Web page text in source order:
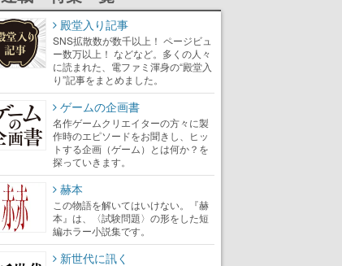
殿堂入り記事
SNS拡散数が数千以上！ ページビュ
ー数万以上！ などなど。多くの人々
に読まれた、電ファミ渾身の“殿堂入
り”記事をまとめました。
ゲームの企画書
名作ゲームクリエイターの方々に製
作時のエピソードをお聞きし、ヒッ
トする企画（ゲーム）とは何か？を
探っていきます。
赫本
この物語を解いてはいけない。『赫
本』は、〈試験問題〉の形をした短
編ホラー小説集です。
新世代に訊く